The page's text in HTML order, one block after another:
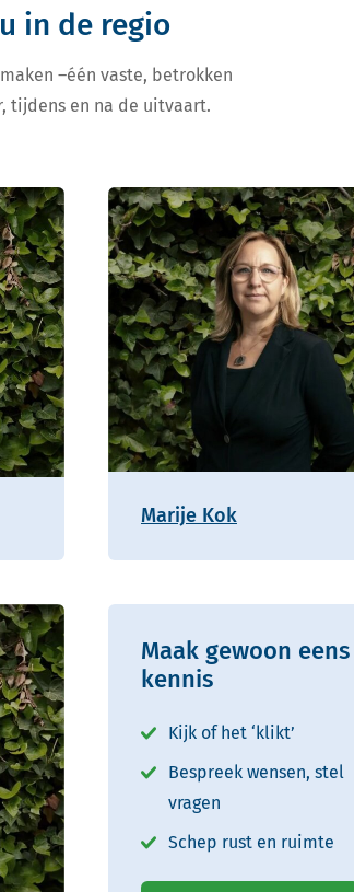
in de regio
–één vaste, betrokken
tijdens en na de uitvaart.
Marije Kok
Maak gewoon eens
kennis
Kijk of het ‘klikt’
Bespreek wensen, stel
vragen
Schep rust en ruimte